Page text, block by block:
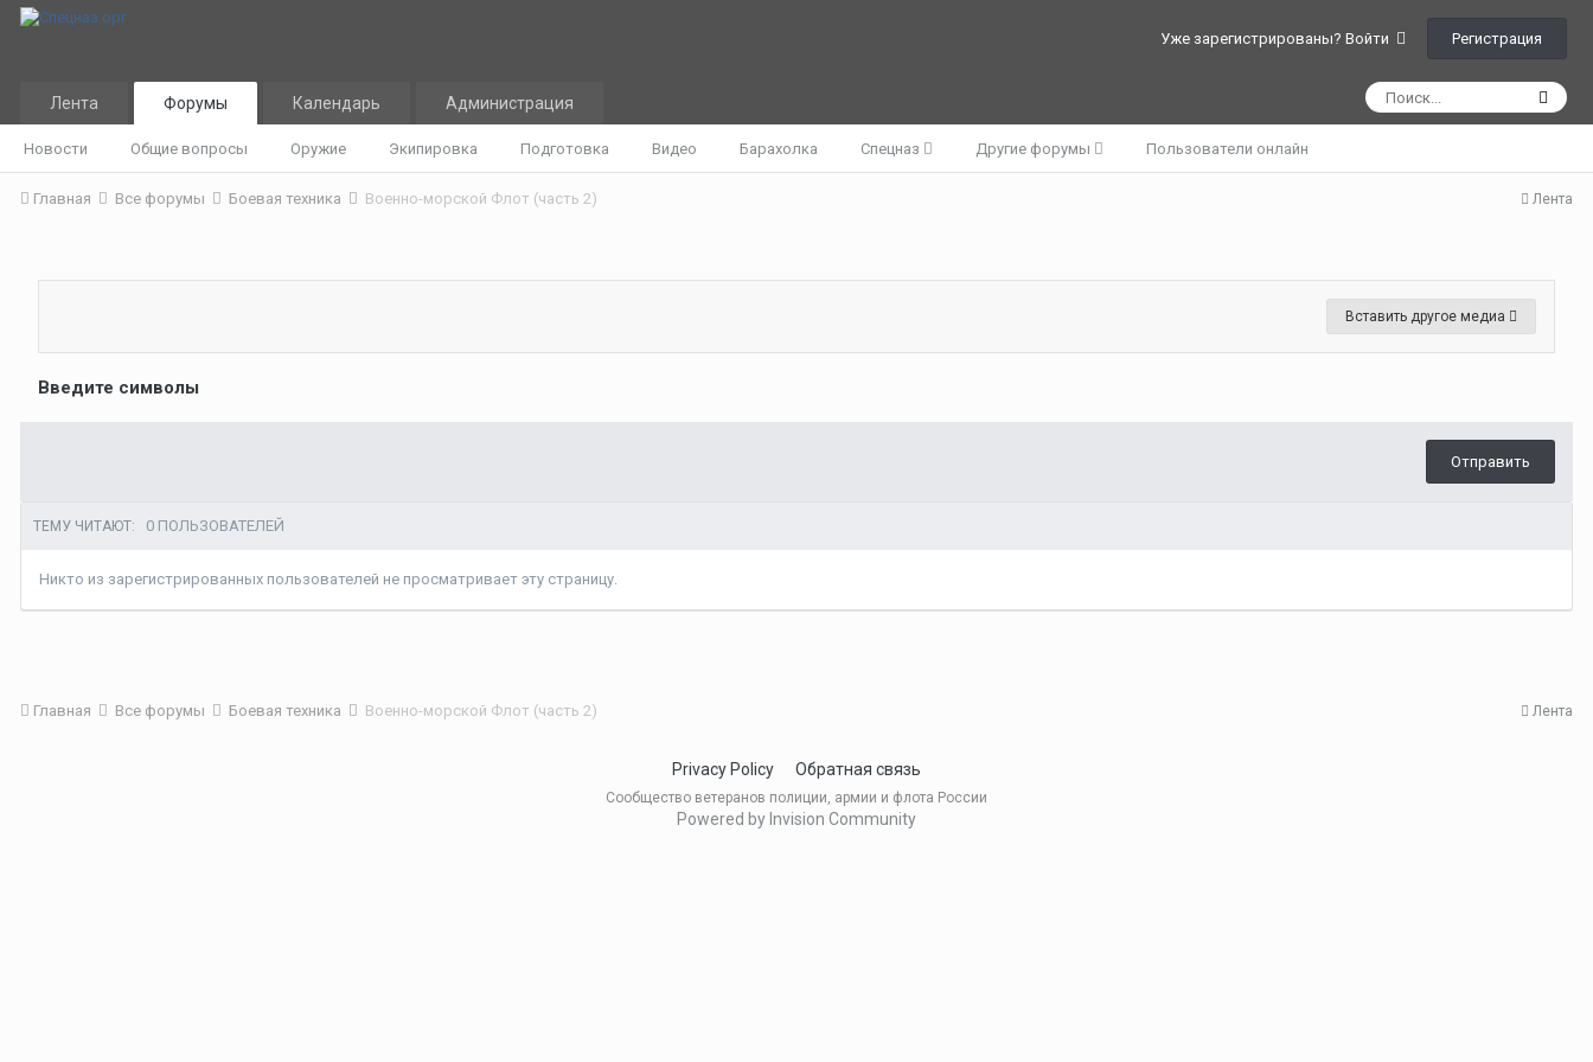
Уже зарегистрированы? Войти Регистрация
Лента Форумы
Новости Общие вопросы Оружие Экипировка Подготовка Видео Барахолка Спецназ Другие форумы Пользователи онлайн
Календарь Администрация
Лента
Главная Все форумы Боевая техника Военно-морской Флот (часть 2)
Вставить другое медиа
Введите символы
Отправить
ТЕМУ ЧИТАЮТ: 0 ПОЛЬЗОВАТЕЛЕЙ
Никто из зарегистрированных пользователей не просматривает эту страницу.
Лента
Главная Все форумы Боевая техника Военно-морской Флот (часть 2)
Privacy Policy Обратная связь
Сообщество ветеранов полиции, армии и флота России
Powered by Invision Community